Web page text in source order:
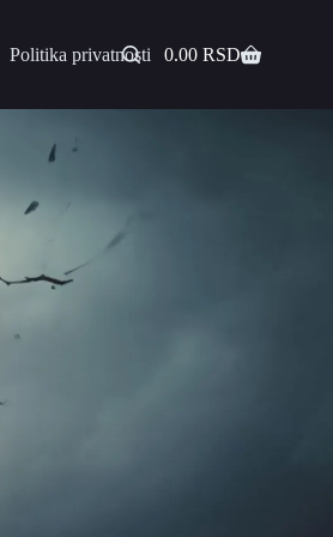
Politika privatnosti 0.00 RSD